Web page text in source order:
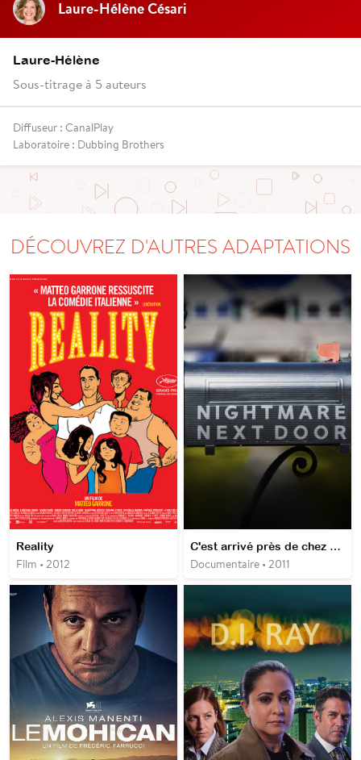
Laure-Hélène Césari
Laure-Hélène
Sous-titrage à 5 auteurs
Diffuseur : CanalPlay
Laboratoire : Dubbing Brothers
DÉCOUVREZ D'AUTRES ADAPTATIONS
Reality
Film • 2012
C'est arrivé près de chez vous
Documentaire • 2011